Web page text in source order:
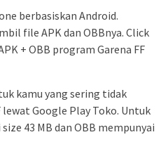
berbasiskan Android.
file APK dan OBBnya. Click
+ OBB program Garena FF
kamu yang sering tidak
Google Play Toko. Untuk
43 MB dan OBB mempunyai